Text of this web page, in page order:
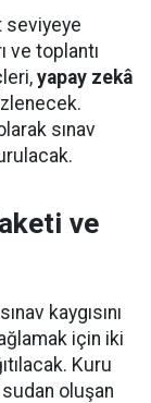
seviyeye
ve toplantı
yapay zekâ
sınav
ve
kaygısını
için iki
Kuru
oluşan